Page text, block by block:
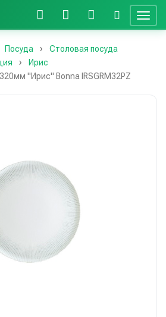
Посуда
Столовая посуда
Ирис
"Ирис" Bonna IRSGRM32PZ